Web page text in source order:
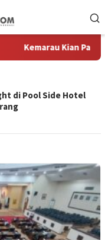
Kemarau Kian Parah,
di Pool Side Hotel